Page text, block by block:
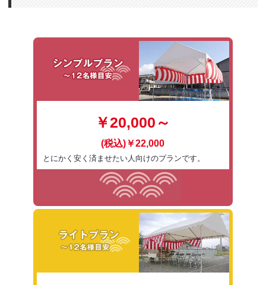
￥20,000～
(税込)￥22,000
とにかく安く済ませたい人向けのプランです。